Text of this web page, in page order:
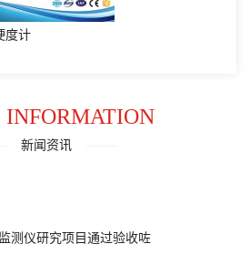
度计
INFORMATION
新闻资讯
测仪研究项目通过验收咗